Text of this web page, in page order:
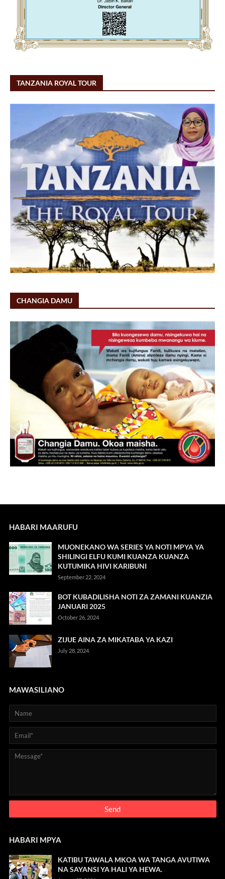
TANZANIA ROYAL TOUR
CHANGIA DAMU
HABARI MAARUFU
MUONEKANO WA SERIES YA NOTI MPYA YA
SHILINGI ELFU KUMI KUANZA KUANZA
KUTUMIKA HIVI KARIBUNI
September 22, 2024
BOT KUBADILISHA NOTI ZA ZAMANI KUANZIA
JANUARI 2025
October 26, 2024
ZIJUE AINA ZA MIKATABA YA KAZI
July 28, 2024
MAWASILIANO
HABARI MPYA
KATIBU TAWALA MKOA WA TANGA AVUTIWA
NA SAYANSI YA HALI YA HEWA.